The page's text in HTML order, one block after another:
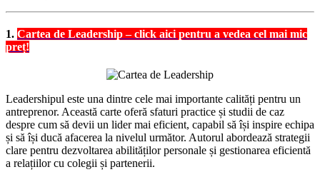
1. Cartea de Leadership – click aici pentru a vedea cel mai mic
preț!
Leadershipul este una dintre cele mai importante calități pentru un
antreprenor. Această carte oferă sfaturi practice și studii de caz
despre cum să devii un lider mai eficient, capabil să își inspire echipa
și să își ducă afacerea la nivelul următor. Autorul abordează strategii
clare pentru dezvoltarea abilităților personale și gestionarea eficientă
a relațiilor cu colegii și partenerii.